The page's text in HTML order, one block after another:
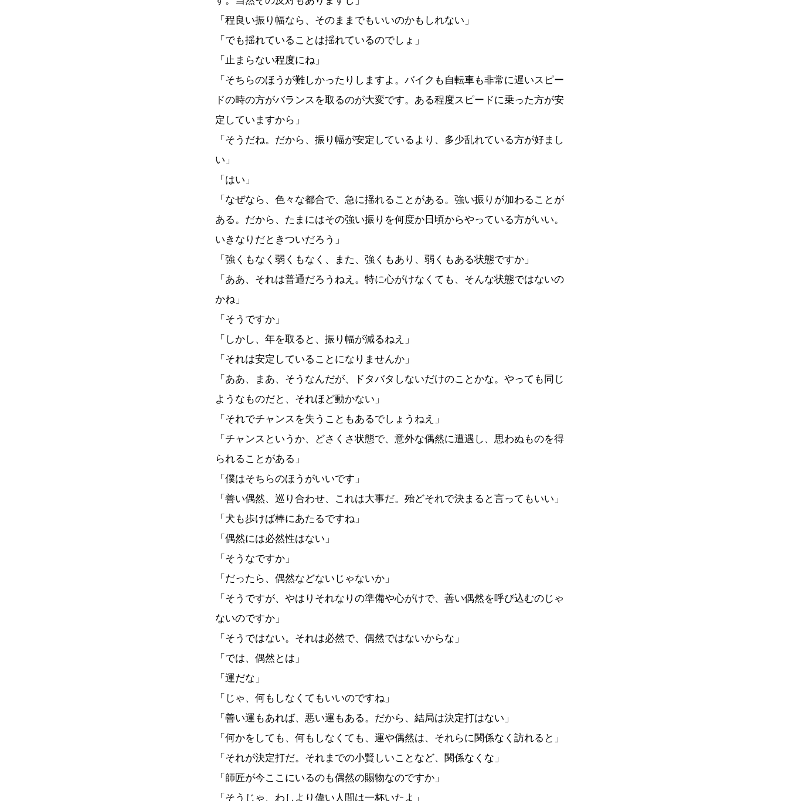
「程良い振り幅なら、そのままでもいいのかもしれない」
「でも揺れていることは揺れているのでしょ」
「止まらない程度にね」
「そちらのほうが難しかったりしますよ。バイクも自転車も非常に遅いスピー
ドの時の方がバランスを取るのが大変です。ある程度スピードに乗った方が安
定していますから」
「そうだね。だから、振り幅が安定しているより、多少乱れている方が好まし
い」
「はい」
「なぜなら、色々な都合で、急に揺れることがある。強い振りが加わることが
ある。だから、たまにはその強い振りを何度か日頃からやっている方がいい。
いきなりだときついだろう」
「強くもなく弱くもなく、また、強くもあり、弱くもある状態ですか」
「ああ、それは普通だろうねえ。特に心がけなくても、そんな状態ではないの
かね」
「そうですか」
「しかし、年を取ると、振り幅が減るねえ」
「それは安定していることになりませんか」
「ああ、まあ、そうなんだが、ドタバタしないだけのことかな。やっても同じ
ようなものだと、それほど動かない」
「それでチャンスを失うこともあるでしょうねえ」
「チャンスというか、どさくさ状態で、意外な偶然に遭遇し、思わぬものを得
られることがある」
「僕はそちらのほうがいいです」
「善い偶然、巡り合わせ、これは大事だ。殆どそれで決まると言ってもいい」
「犬も歩けば棒にあたるですね」
「偶然には必然性はない」
「そうなですか」
「だったら、偶然などないじゃないか」
「そうですが、やはりそれなりの準備や心がけで、善い偶然を呼び込むのじゃ
ないのですか」
「そうではない。それは必然で、偶然ではないからな」
「では、偶然とは」
「運だな」
「じゃ、何もしなくてもいいのですね」
「善い運もあれば、悪い運もある。だから、結局は決定打はない」
「何かをしても、何もしなくても、運や偶然は、それらに関係なく訪れると」
「それが決定打だ。それまでの小賢しいことなど、関係なくな」
「師匠が今ここにいるのも偶然の賜物なのですか」
「そうじゃ、わしより偉い人間は一杯いたよ」